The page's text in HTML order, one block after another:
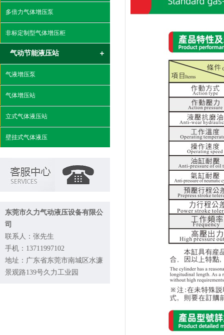
多倍力气体增压泵
非标定制型气体增压柜
气动节能液压站
气液增压泵
气体增压站
立式气体液压站
壁挂式气体液压
东莞市久力气动液压设备有限公
司
联系人：张先生
手机：13711997102
地址：广东省东莞市南城区水濂
景观路139号久力工业园